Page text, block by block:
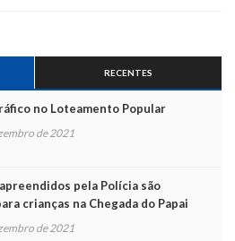
RECENTES
no Loteamento Popular
de 2021
pela Polícia são
crianças na Chegada do Papai
de 2021